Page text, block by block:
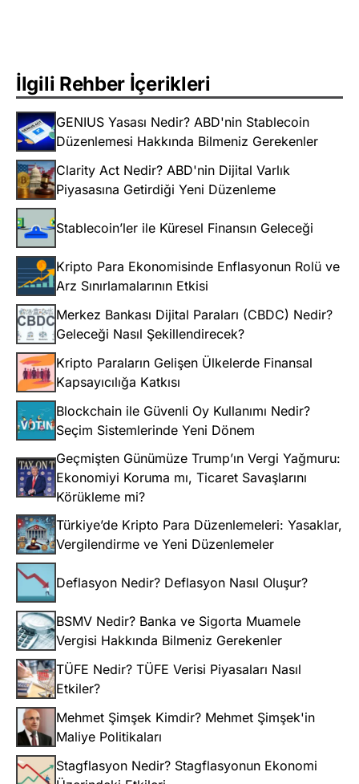
İlgili Rehber İçerikleri
GENIUS Yasası Nedir? ABD'nin Stablecoin
Düzenlemesi Hakkında Bilmeniz Gerekenler
Clarity Act Nedir? ABD'nin Dijital Varlık
Piyasasına Getirdiği Yeni Düzenleme
Stablecoin’ler ile Küresel Finansın Geleceği
Kripto Para Ekonomisinde Enflasyonun Rolü ve
Arz Sınırlamalarının Etkisi
Merkez Bankası Dijital Paraları (CBDC) Nedir?
Geleceği Nasıl Şekillendirecek?
Kripto Paraların Gelişen Ülkelerde Finansal
Kapsayıcılığa Katkısı
Blockchain ile Güvenli Oy Kullanımı Nedir?
Seçim Sistemlerinde Yeni Dönem
Geçmişten Günümüze Trump’ın Vergi Yağmuru:
Ekonomiyi Koruma mı, Ticaret Savaşlarını
Körükleme mi?
Türkiye’de Kripto Para Düzenlemeleri: Yasaklar,
Vergilendirme ve Yeni Düzenlemeler
Deflasyon Nedir? Deflasyon Nasıl Oluşur?
BSMV Nedir? Banka ve Sigorta Muamele
Vergisi Hakkında Bilmeniz Gerekenler
TÜFE Nedir? TÜFE Verisi Piyasaları Nasıl
Etkiler?
Mehmet Şimşek Kimdir? Mehmet Şimşek'in
Maliye Politikaları
Stagflasyon Nedir? Stagflasyonun Ekonomi